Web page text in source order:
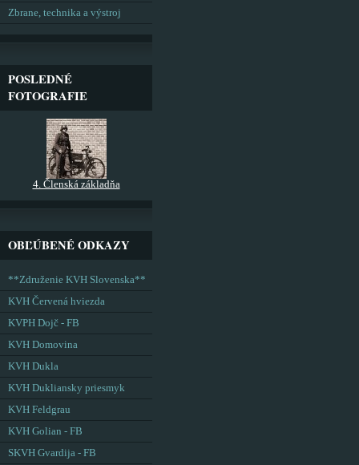
Zbrane, technika a výstroj
POSLEDNÉ
FOTOGRAFIE
4. Členská základňa
OBĽÚBENÉ ODKAZY
**Združenie KVH Slovenska**
KVH Červená hviezda
KVPH Dojč - FB
KVH Domovina
KVH Dukla
KVH Dukliansky priesmyk
KVH Feldgrau
KVH Golian - FB
SKVH Gvardija - FB